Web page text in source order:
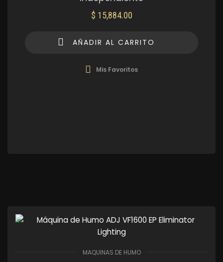
$ 15,884.00
AÑADIR AL CARRITO
Mis Favoritos
MAQUINAS DE HUMO